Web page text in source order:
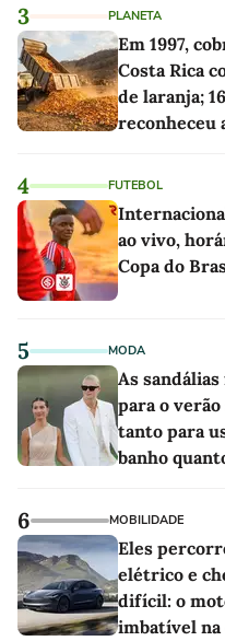
3 PLANETA
Em 1997,
Costa Rica
de laranja;
reconheceu
4 FUTEBOL
ao vivo,
Copa do
5 MODA
As
para o
tanto para
banho
6 MOBILIDADE
Eles
elétrico e
difícil: o
imbatível na